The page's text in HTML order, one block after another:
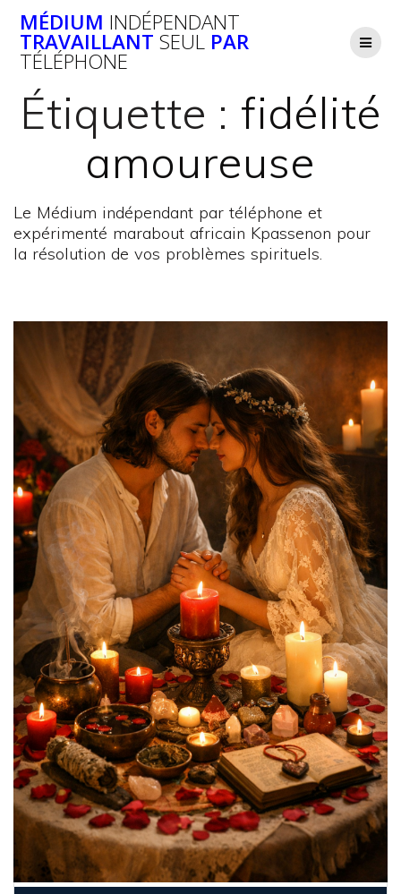
au
contenu
MÉDIUM INDÉPENDANT
TRAVAILLANT SEUL PAR
TÉLÉPHONE
Étiquette : fidélité
amoureuse
Le Médium indépendant par téléphone et
expérimenté marabout africain Kpassenon pour
la résolution de vos problèmes spirituels.